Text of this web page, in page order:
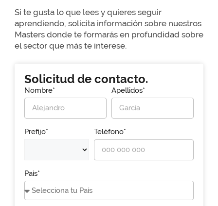
Si te gusta lo que lees y quieres seguir
aprendiendo, solicita información sobre nuestros
Masters donde te formarás en profundidad sobre
el sector que más te interese.
Solicitud de contacto.
Nombre* Apellidos*
Prefijo* Teléfono*
País*